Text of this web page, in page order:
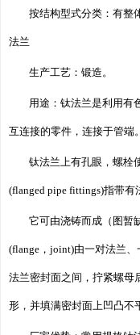
按结构型式分类：有整
法兰
生产工艺：锻造。
用途：钛法兰是利用有
互连接的零件，连接于管端。
钛法兰上有孔眼，螺栓
(flanged pipe fittings)指带有
它可由浇铸而成（图暂
(flange，joint)由一对法兰
法兰密封面之间，拧紧螺母
形，并填满密封面上凹凸不